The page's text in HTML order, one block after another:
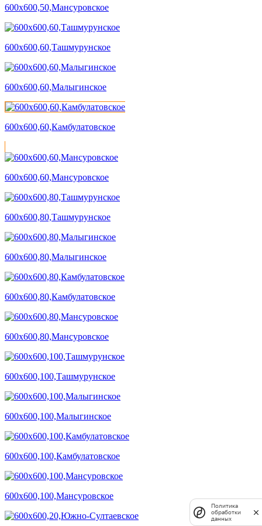
600х600,50,Мансуровское
600х600,60,Ташмурунское
600х600,60,Малыгинское
600х600,60,Камбулатовское
600х600,60,Мансуровское
600х600,80,Ташмурунское
600х600,80,Малыгинское
600х600,80,Камбулатовское
600х600,80,Мансуровское
600х600,100,Ташмурунское
600х600,100,Малыгинское
600х600,100,Камбулатовское
600х600,100,Мансуровское
Политика
обработки
данных